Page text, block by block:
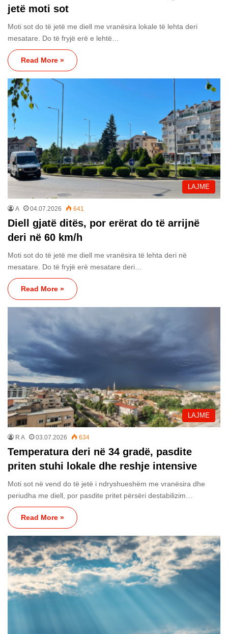
jetë moti sot
Moti sot do të jetë me diell me vranësira lokale të lehta deri
mesatare. Do të fryjë erë e lehtë…
Read More »
LAJME
A 04.07.2026 641
Diell gjatë ditës, por erërat do të arrijnë
deri në 60 km/h
Moti sot do të jetë me diell me vranësira të lehta deri në
mesatare. Do të fryjë erë mesatare deri…
Read More »
LAJME
R A 03.07.2026 634
Temperatura deri në 34 gradë, pasdite
priten stuhi lokale dhe reshje intensive
Moti sot në vend do të jetë i ndryshueshëm me vranësira dhe
periudha me diell, por pasdite pritet përsëri destabilizim…
Read More »